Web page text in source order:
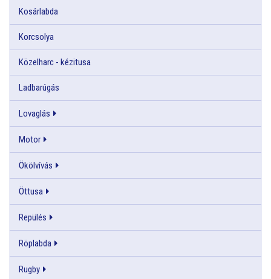
Kosárlabda
Korcsolya
Közelharc - kézitusa
Ladbarúgás
Lovaglás
Motor
Ökölvívás
Öttusa
Repülés
Röplabda
Rugby